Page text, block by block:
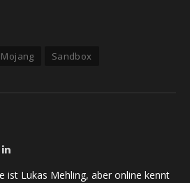
Mojang Sandbox
LinkedIn
ist Lukas Mehling, aber online kennt